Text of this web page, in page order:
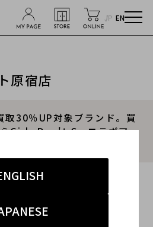
JP EN
原宿店
取30％UP対象ブランド。買
Girls Don't Cryコラボア